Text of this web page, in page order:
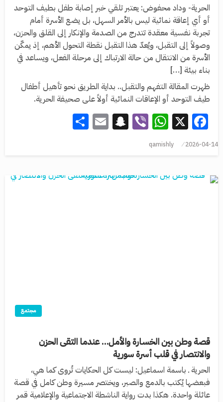
الحرية- وداد محفوض: يعتبر تلقي خبر إصابة طفل بطيف التوحد
أو أي إعاقة نمائية ليس بالأمر السهل، بل يضع الأسرة أمام
تجربة نفسية معقدة تتدرج من الصدمة والإنكار إلى القلق والحزن،
وصولاً إلى التقبل، ويُعدّ هذا التقبل نقطة التحول الأهم، إذ يمكّن
الأسرة من الانتقال من حالة الارتباك إلى مرحلة الفعل، ويساعد في
بناء بيئة […]
ظهرت المقالة التفهم والتقبل.. بداية الطريق نحو تأهيل أطفال
طيف التوحد أو الإعاقات النمائية أولاً على صحيفة الحرية.
Facebook
X
WhatsApp
Viber
Snapchat
Email
2026-04-14
qamishly
مجتمع
قصة وطن بين الخسارة والأمل… عندما التقى الحزن
والانتصار في قلب أسرة سورية
الحرية ـ باسمة اسماعيل: ليست كل الحكايات تُروى كما هي،
فبعضها يُكتب بالدمع والصبر، ويختصر مسيرة وطن كامل في قصة
عائلة واحدة. هكذا بدت رواية الناشطة الاجتماعية والإعلامية قمر